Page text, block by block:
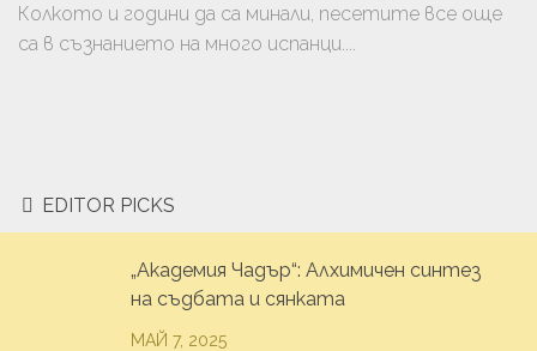
Колкото и години да са минали, песетите все още
са в съзнанието на много испанци....
EDITOR PICKS
„Академия Чадър“: Алхимичен синтез
на съдбата и сянката
МАЙ 7, 2025